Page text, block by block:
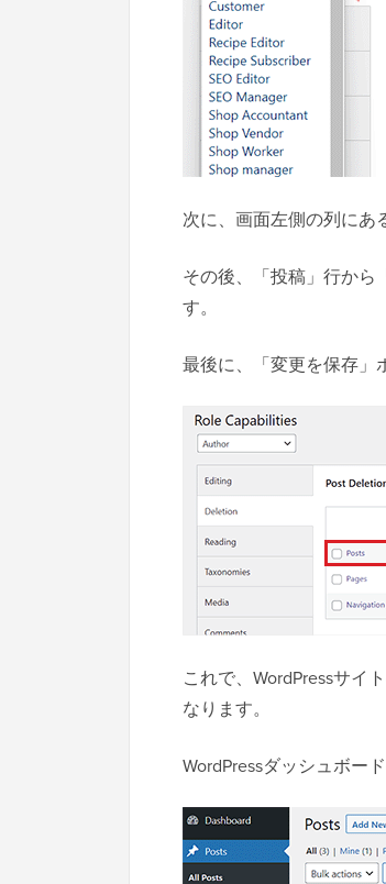
次に、画面左側の列にあ
その後、「投稿」行から
す。
最後に、「変更を保存」
これで、WordPressサイ
なります。
WordPressダッシュボー